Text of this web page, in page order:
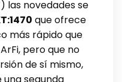
las novedades se
que ofrece
más rápido que
pero que no
de sí mismo,